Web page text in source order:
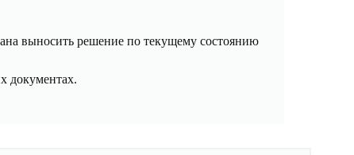
выносить решение по текущему состоянию
документах.